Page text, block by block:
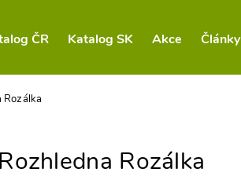
ČR Katalog SK Akce Články
Rozálka
Rozálka